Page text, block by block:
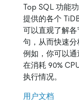
Top SQL 功能
提供的各个
可以直观了解
句，从而快速分
例如，你可以
在消耗 90%
执行情况。
用户文档